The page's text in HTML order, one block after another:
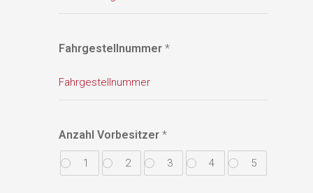
Fahrgestellnummer *
Anzahl Vorbesitzer *
5
4
3
2
1